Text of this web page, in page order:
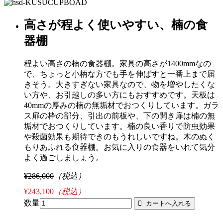
高さが程よく使いやすい、楠の食
器棚
程よい高さの楠の食器棚。家具の高さが1400mmなの
で、ちょっと小柄な方でも手を伸ばすと一番上まで届
きそう。大きすぎない家具なので、物を増やしたくな
い方や、お引越しの多い方にもおすすめです。天板は
40mmの厚みの楠の無垢材でおつくりしています。ガラ
ス扉の枠の部分、引出の前板や、下の開き扉は楠の無
垢材でおつくりしています。楠の良い香りで防虫効果
や殺菌効果も期待できのもうれしいですね。木のぬく
もりあふれる食器棚。お気に入りの食器をいれて気分
よく過ごしましょう。
¥286,000 （税込）
¥243,100 （税込）
数量